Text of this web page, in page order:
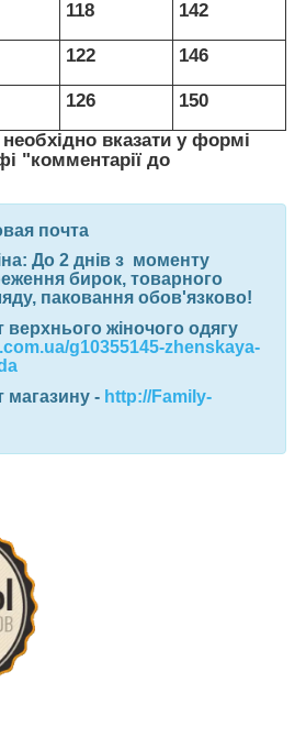
118 142
122 146
126
150
вказати у формі
"комментарії до
почта
До 2 днів з моменту
бирок, товарного
паковання обов'язково!
жіночого одягу
g10355145-zhenskaya-
магазину - http://Family-